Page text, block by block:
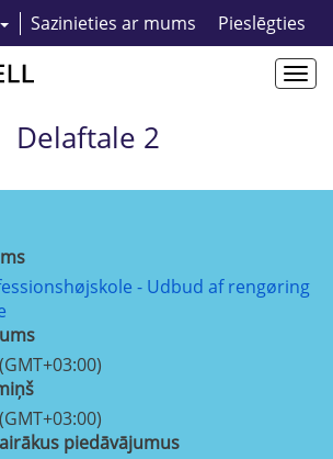
Sazinieties ar mums Pieslēgties
Delaftale 2
- Udbud af rengøring
piedāvājumus